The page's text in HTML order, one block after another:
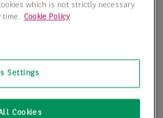
Weilimdorf
3.467,00 m
which is not strictly necessary
time. Cookie Policy
Settings
Cookies